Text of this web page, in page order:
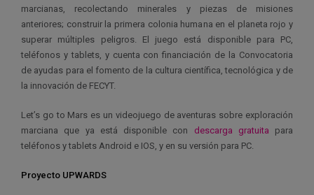
marcianas, recolectando minerales y piezas de misiones
anteriores; construir la primera colonia humana en el planeta rojo y
superar múltiples peligros. El juego está disponible para PC,
teléfonos y tablets, y cuenta con financiación de la Convocatoria
de ayudas para el fomento de la cultura científica, tecnológica y de
la innovación de FECYT.
Let’s go to Mars es un videojuego de aventuras sobre exploración
marciana que ya está disponible con descarga gratuita para
teléfonos y tablets Android e IOS, y en su versión para PC.
Proyecto UPWARDS